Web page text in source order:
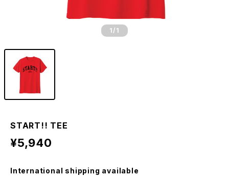
1 /1
START!! TEE
¥5,940
International shipping available